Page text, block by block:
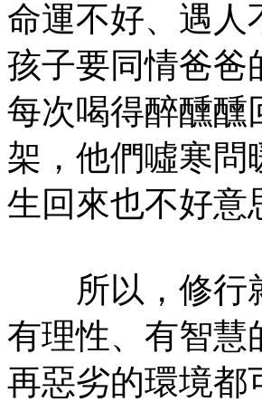
命運不好、遇人
孩子要同情爸爸
每次喝得醉醺醺
架，他們噓寒問
生回來也不好意
所以，修行就
有理性、有智慧
再惡劣的環境都